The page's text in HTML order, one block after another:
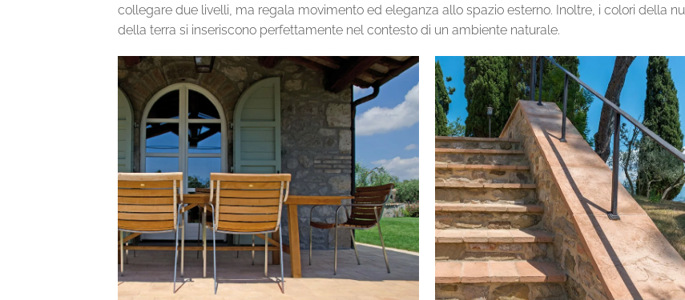
collegare due livelli, ma regala movimento ed eleganza allo spazio esterno. Inoltre, i colori della
della terra si inseriscono perfettamente nel contesto di un ambiente naturale.